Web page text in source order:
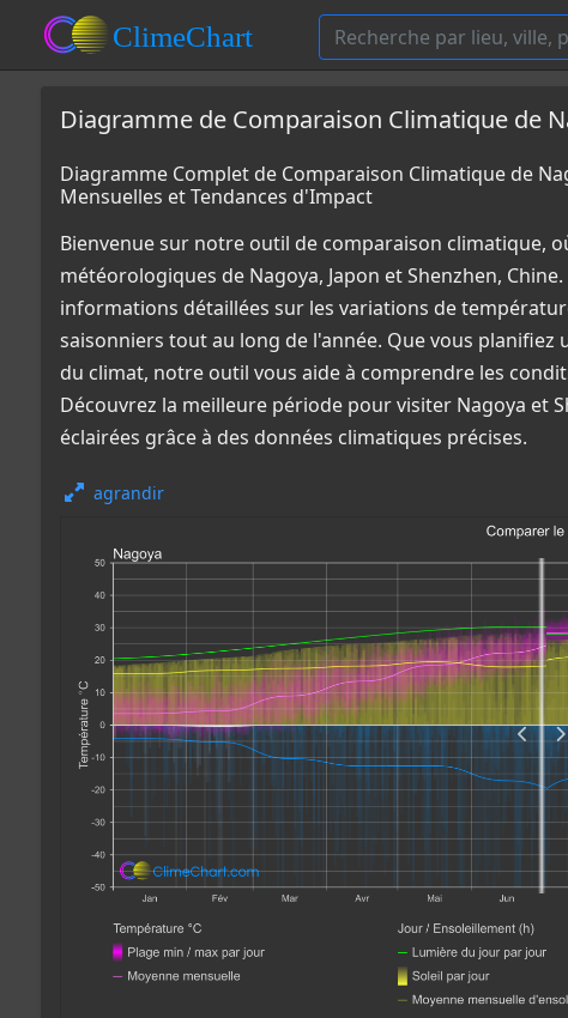
Diagramme de Comparaison Climatique de
Diagramme Complet de Comparaison Climatique de
Mensuelles et Tendances d'Impact
Bienvenue sur notre outil de comparaison climatique,
météorologiques de Nagoya, Japon et Shenzhen,
informations détaillées sur les variations de
saisonniers tout au long de l'année. Que vous
du climat, notre outil vous aide à comprendre les
Découvrez la meilleure période pour visiter Nagoya et
éclairées grâce à des données climatiques précises.
agrandir